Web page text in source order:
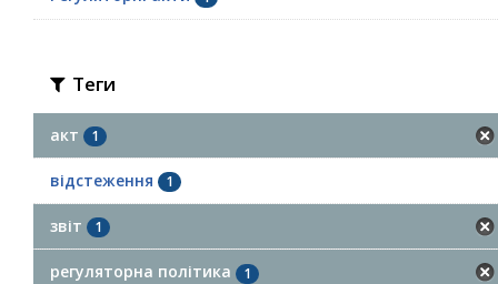
Теги
акт 1
відстеження 1
звіт 1
регуляторна політика 1